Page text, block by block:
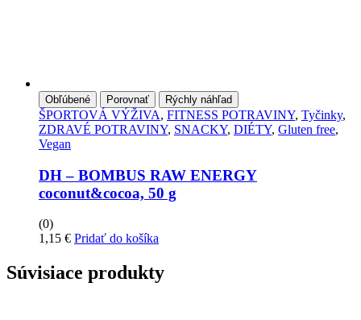
Obľúbené Porovnať Rýchly náhľad
ŠPORTOVÁ VÝŽIVA, FITNESS POTRAVINY, Tyčinky,
ZDRAVÉ POTRAVINY, SNACKY, DIÉTY, Gluten free,
Vegan
DH – BOMBUS RAW ENERGY
coconut&cocoa, 50 g
(0)
1,15 € Pridať do košíka
Súvisiace produkty